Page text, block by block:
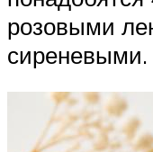
розовыми
сиреневыми.